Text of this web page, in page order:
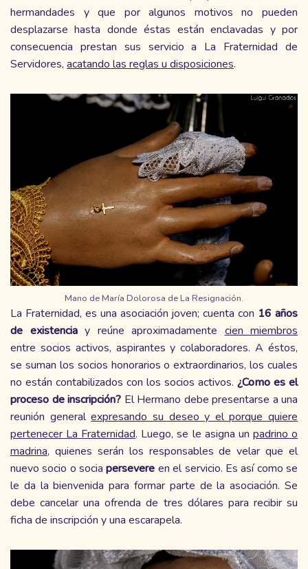
hermandades y que por algunos motivos no pueden
desplazarse hasta donde éstas están enclavadas y por
consecuencia prestan sus servicio a La Fraternidad de
Servidores, acatando las reglas u disposiciones.
Mano de María Dolorosa de La Resignación.
La Fraternidad, es una asociación joven; cuenta con 16 años
de existenciay reúne aproximadamente cien miembros
entre socios activos, aspirantes y colaboradores. A éstos,
se suman los socios honorarios o extraordinarios, los cuales
no están contabilizados con los socios activos. ¿Como es el
proceso de inscripción? El Hermano debe presentarse a una
reunión generalexpresando su deseo y el porque quiere
pertenecer La Fraternidad. Luego, se le asigna un padrino o
madrina, quienes serán los responsables de velar que el
nuevo socio o sociapersevere en el servicio. Es así como se
le da la bienvenida para formar parte de la asociación. Se
debe cancelar una ofrenda de tres dólares para recibir su
ficha de inscripción y una escarapela.